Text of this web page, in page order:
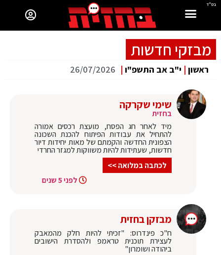
בס"ד
מבזקי חדשות
ראשון | י"ב אב התשפ"ו |
26/07/2026
שימי שקרקה
בחזית
מיד לאחר חג הפסח, מועצת רכסים אמורה
להתחיל את עבודות הפיתוח להכנת השכונה
הצפונית החדשה והקמתם של מאות יחידות דיור
חדשות, שעתידות להיות משווקות למגזר החרדי
לכתבה במלואה >>
לפני 5 שנים
מבזקן בחזית
ח"כ פינדרוס: "זכיתי להיות חלק מהמאבק
לעצירת תוכנית טראמפ ולהסדרת הישובים
ביהודה ושומרון"